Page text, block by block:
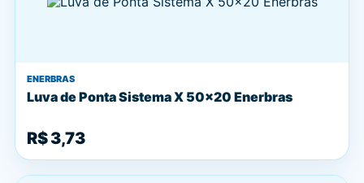
ENERBRAS
Luva de Ponta Sistema X 50x20 Enerbras
R$ 3,73